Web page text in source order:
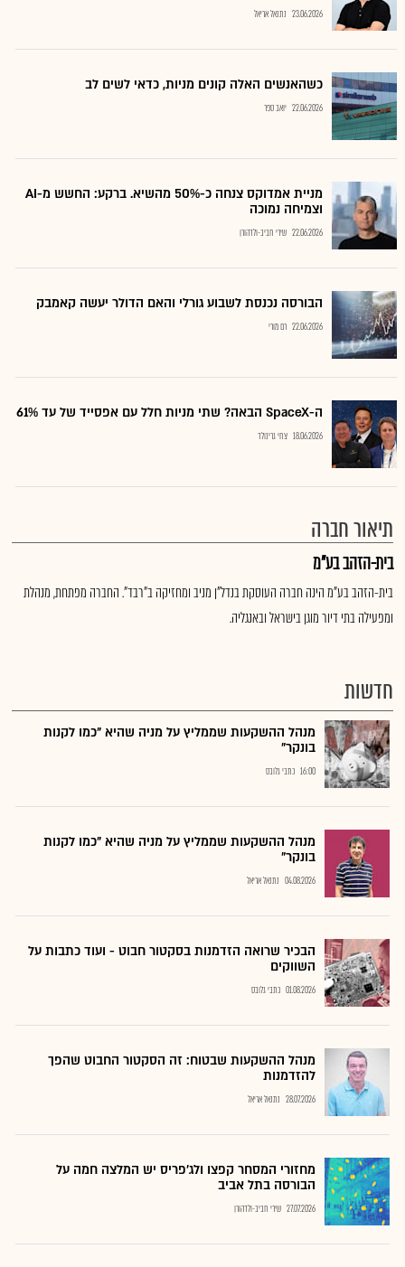
23.06.2026 נתנאל אריאל
כשהאנשים האלה קונים מניות, כדאי לשים לב
22.06.2026 יואב ספר
מניית אמדוקס צנחה כ-50% מהשיא. ברקע: החשש מ-AI
וצמיחה נמוכה
22.06.2026 שירי חביב-ולדהורן
הבורסה נכנסת לשבוע גורלי והאם הדולר יעשה קאמבק
22.06.2026 רם מורי
ה-SpaceX הבאה? שתי מניות חלל עם אפסייד של עד 61%
18.06.2026 צחי גרינולד
תיאור חברה
בית-הזהב בע"מ
בית-הזהב בע"מ הינה חברה העוסקת בנדל"ן מניב ומחזיקה ב"רבד". החברה מפתחת, מנהלת
ומפעילה בתי דיור מוגן בישראל ובאנגליה.
חדשות
מנהל ההשקעות שממליץ על מניה שהיא "כמו לקנות
בונקר"
16:00 כתבי גלובס
מנהל ההשקעות שממליץ על מניה שהיא "כמו לקנות
בונקר"
04.08.2026 נתנאל אריאל
הבכיר שרואה הזדמנות בסקטור חבוט - ועוד כתבות על
השווקים
01.08.2026 כתבי גלובס
מנהל ההשקעות שבטוח: זה הסקטור החבוט שהפך
להזדמנות
28.07.2026 נתנאל אריאל
מחזורי המסחר קפצו ולג'פריס יש המלצה חמה על
הבורסה בתל אביב
27.07.2026 שירי חביב-ולדהורן